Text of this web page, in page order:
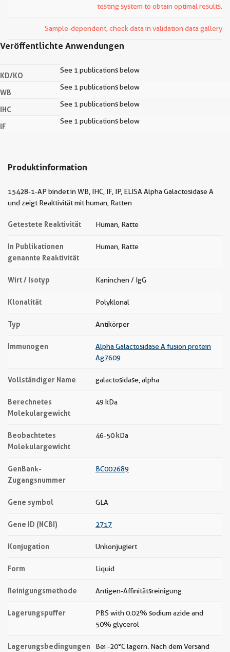
testing system to obtain optimal results.
Sample-dependent, check data in validation data gallery
Veröffentlichte Anwendungen
KD/KO
See 1 publications below
WB
See 1 publications below
IHC
See 1 publications below
IF
See 1 publications below
Produktinformation
15428-1-AP bindet in WB, IHC, IF, IP, ELISA Alpha Galactosidase A
und zeigt Reaktivität mit human, Ratten
Getestete Reaktivität Human, Ratte
In Publikationen
genannte Reaktivität
Human, Ratte
Wirt / Isotyp Kaninchen / IgG
Klonalität Polyklonal
Typ Antikörper
Immunogen
Alpha Galactosidase A fusion protein
Ag7609
Vollständiger Name galactosidase, alpha
Berechnetes
Molekulargewicht
49 kDa
Beobachtetes
Molekulargewicht
46-50 kDa
GenBank-
Zugangsnummer
BC002689
Gene symbol GLA
Gene ID (NCBI) 2717
Konjugation Unkonjugiert
Form Liquid
Reinigungsmethode Antigen-Affinitätsreinigung
Lagerungspuffer
PBS with 0.02% sodium azide and
50% glycerol
Lagerungsbedingungen
Bei -20°C lagern. Nach dem Versand